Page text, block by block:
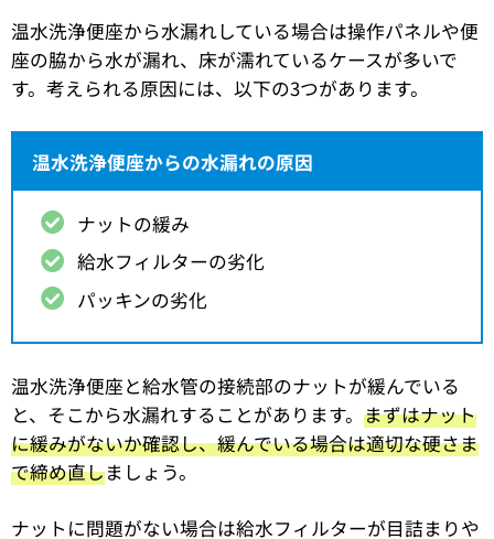
温水洗浄便座から水漏れしている場合は操作パネルや便
座の脇から水が漏れ、床が濡れているケースが多いで
す。考えられる原因には、以下の3つがあります。
温水洗浄便座からの水漏れの原因
ナットの緩み
給水フィルターの劣化
パッキンの劣化
温水洗浄便座と給水管の接続部のナットが緩んでいる
と、そこから水漏れすることがあります。 まずはナット
に緩みがないか確認し、緩んでいる場合は適切な硬さま
で締め直しましょう。
ナットに問題がない場合は給水フィルターが目詰まりや